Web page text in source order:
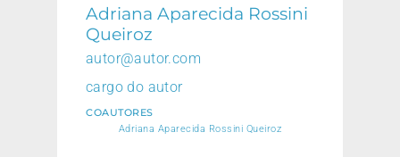
Adriana Aparecida Rossini
Queiroz
autor@autor.com
cargo do autor
COAUTORES
Adriana Aparecida Rossini Queiroz